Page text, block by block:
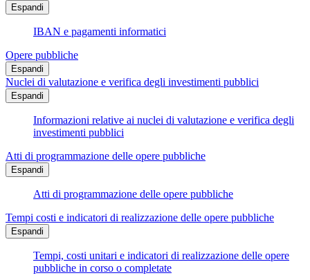
Espandi
IBAN e pagamenti informatici
Opere pubbliche
Espandi
Nuclei di valutazione e verifica degli investimenti pubblici
Espandi
Informazioni relative ai nuclei di valutazione e verifica degli
investimenti pubblici
Atti di programmazione delle opere pubbliche
Espandi
Atti di programmazione delle opere pubbliche
Tempi costi e indicatori di realizzazione delle opere pubbliche
Espandi
Tempi, costi unitari e indicatori di realizzazione delle opere
pubbliche in corso o completate